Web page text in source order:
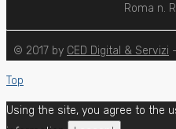
Roma n.
© 2017 by CED Digital & Servizi -
Top
Using the site, you agree to the